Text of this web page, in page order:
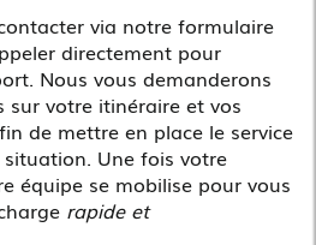
via notre formulaire
directement pour
Nous vous demanderons
votre itinéraire et vos
de mettre en place le service
Une fois votre
équipe se mobilise pour vous
rapide et